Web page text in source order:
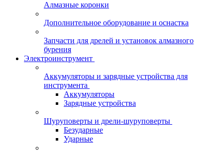
Алмазные коронки
Дополнительное оборудование и оснастка
Запчасти для дрелей и установок алмазного
бурения
Электроинструмент
Аккумуляторы и зарядные устройства для
инструмента
Аккумуляторы
Зарядные устройства
Шуруповерты и дрели-шуруповерты
Безударные
Ударные